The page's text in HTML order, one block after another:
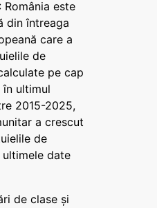
România este
din întreaga
care a
de
pe cap
ultimul
2015-2025,
a crescut
de
date
de clase și